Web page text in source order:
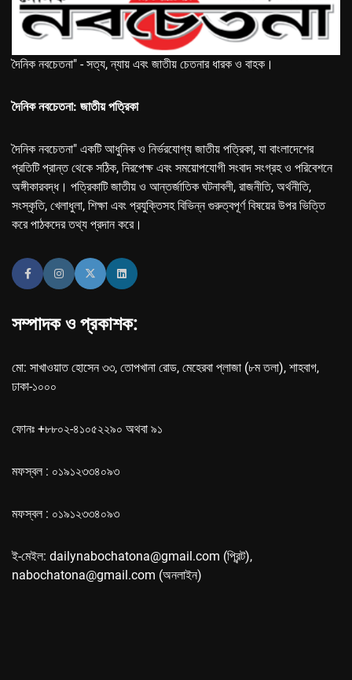
দৈনিক নবচেতনা" - সত্য, ন্যায় এবং জাতীয় চেতনার ধারক ও বাহক।
দৈনিক নবচেতনা: জাতীয় পত্রিকা
দৈনিক নবচেতনা" একটি আধুনিক ও নির্ভরযোগ্য জাতীয় পত্রিকা, যা বাংলাদেশের
প্রতিটি প্রান্ত থেকে সঠিক, নিরপেক্ষ এবং সময়োপযোগী সংবাদ সংগ্রহ ও পরিবেশনে
অঙ্গীকারবদ্ধ। পত্রিকাটি জাতীয় ও আন্তর্জাতিক ঘটনাবলী, রাজনীতি, অর্থনীতি,
সংস্কৃতি, খেলাধুলা, শিক্ষা এবং প্রযুক্তিসহ বিভিন্ন গুরুত্বপূর্ণ বিষয়ের উপর ভিত্তি
করে পাঠকদের তথ্য প্রদান করে।
সম্পাদক ও প্রকাশক:
মো: সাখাওয়াত হোসেন ৩৩, তোপখানা রোড, মেহেরবা প্লাজা (৮ম তলা), শাহবাগ,
ঢাকা-১০০০
ফোনঃ +৮৮০২-৪১০৫২২৯০ অথবা ৯১
মফস্বল : ০১৯১২৩৩৪০৯৩
মফস্বল : ০১৯১২৩৩৪০৯৩
ই-মেইল: dailynabochatona@gmail.com (প্রিন্ট),
nabochatona@gmail.com (অনলাইন)